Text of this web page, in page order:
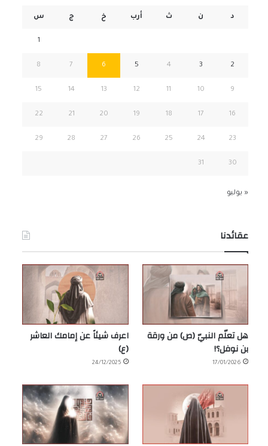
د ن ث أرب خ ج س
1
2
3
4
5
6
7
8
9
10
11
12
13
14
15
16
17
18
19
20
21
22
23
24
25
26
27
28
29
30
31
« يوليو
عقائدنا
هل تعلّم النبيّ (ص) من ورقة
بن نوفل؟!
17/01/2026
اعرف شيئاً عن إمامك العاشر
(ع)
24/12/2025